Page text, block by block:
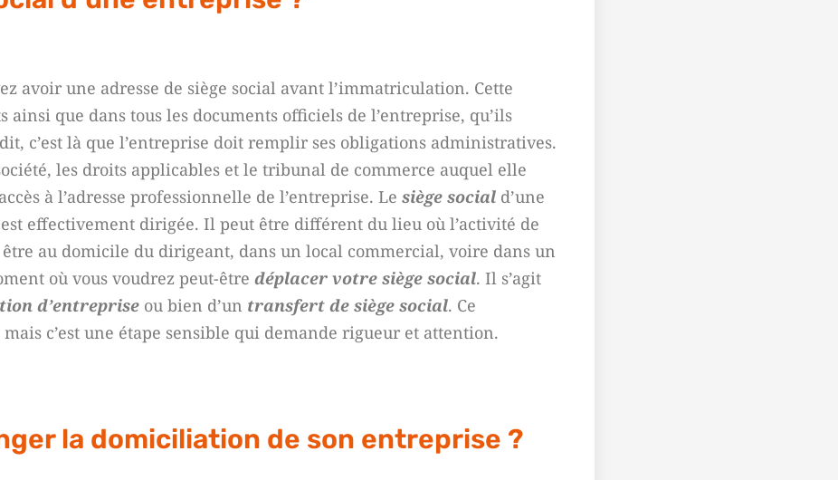
avoir une adresse de siège social avant l’immatriculation. Cette
que dans tous les documents officiels de l’entreprise, qu’ils
c’est là que l’entreprise doit remplir ses obligations administratives.
les droits applicables et le tribunal de commerce auquel elle
à l’adresse professionnelle de l’entreprise. Le siège social d’une
effectivement dirigée. Il peut être différent du lieu où l’activité de
au domicile du dirigeant, dans un local commercial, voire dans un
où vous voudrez peut-être déplacer votre siège social. Il s’agit
d’entreprise ou bien d’un transfert de siège social. Ce
c’est une étape sensible qui demande rigueur et attention.
la domiciliation de son entreprise ?